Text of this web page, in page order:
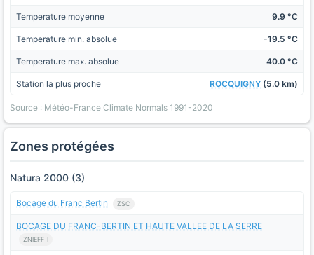
Temperature moyenne 9.9 °C
Temperature min. absolue -19.5 °C
Temperature max. absolue 40.0 °C
Station la plus proche ROCQUIGNY (5.0 km)
Source : Météo-France Climate Normals 1991-2020
Zones protégées
Natura 2000 (3)
Bocage du Franc Bertin ZSC
BOCAGE DU FRANC-BERTIN ET HAUTE VALLEE DE LA SERRE
ZNIEFF_I